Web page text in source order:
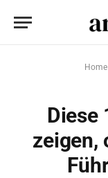
Home
Diese
zeigen,